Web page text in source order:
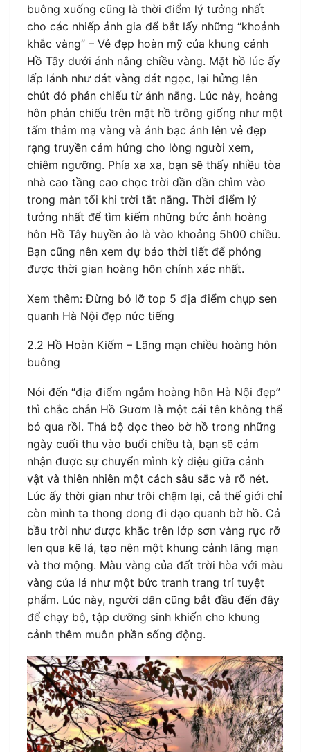
buông xuống cũng là thời điểm lý tưởng nhất
cho các nhiếp ảnh gia để bắt lấy những “khoảnh
khắc vàng” – Vẻ đẹp hoàn mỹ của khung cảnh
Hồ Tây dưới ánh nắng chiều vàng. Mặt hồ lúc ấy
lấp lánh như dát vàng dát ngọc, lại hửng lên
chút đỏ phản chiếu từ ánh nắng. Lúc này, hoàng
hôn phản chiếu trên mặt hồ trông giống như một
tấm thảm mạ vàng và ánh bạc ánh lên vẻ đẹp
rạng truyền cảm hứng cho lòng người xem,
chiêm ngưỡng. Phía xa xa, bạn sẽ thấy nhiều tòa
nhà cao tầng cao chọc trời dần dần chìm vào
trong màn tối khi trời tắt nắng. Thời điểm lý
tưởng nhất để tìm kiếm những bức ảnh hoàng
hôn Hồ Tây huyền ảo là vào khoảng 5h00 chiều.
Bạn cũng nên xem dự báo thời tiết để phỏng
được thời gian hoàng hôn chính xác nhất.
Xem thêm: Đừng bỏ lỡ top 5 địa điểm chụp sen
quanh Hà Nội đẹp nức tiếng
2.2 Hồ Hoàn Kiếm – Lãng mạn chiều hoàng hôn
buông
Nói đến “địa điểm ngắm hoàng hôn Hà Nội đẹp”
thì chắc chắn Hồ Gươm là một cái tên không thể
bỏ qua rồi. Thả bộ dọc theo bờ hồ trong những
ngày cuối thu vào buổi chiều tà, bạn sẽ cảm
nhận được sự chuyển mình kỳ diệu giữa cảnh
vật và thiên nhiên một cách sâu sắc và rõ nét.
Lúc ấy thời gian như trôi chậm lại, cả thế giới chỉ
còn mình ta thong dong đi dạo quanh bờ hồ. Cả
bầu trời như được khắc trên lớp sơn vàng rực rỡ
len qua kẽ lá, tạo nên một khung cảnh lãng mạn
và thơ mộng. Màu vàng của đất trời hòa với màu
vàng của lá như một bức tranh trang trí tuyệt
phẩm. Lúc này, người dân cũng bắt đầu đến đây
để chạy bộ, tập dưỡng sinh khiến cho khung
cảnh thêm muôn phần sống động.